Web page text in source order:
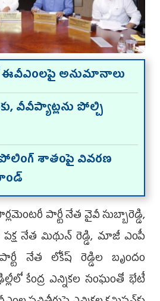
ఈవీఎంలపై అనుమానాలు
వీవీప్యాట్లను పోల్చి
శాతంపై వివరణ
పార్టీ నేత వైవీ సుబ్బారెడ్డి,
నేత మిథున్ రెడ్డి, మాజీ ఎంపీ
నేత లోకేష్ రెడ్డిల బృందం
కేంద్ర ఎన్నికల సంఘంతో భేటీ